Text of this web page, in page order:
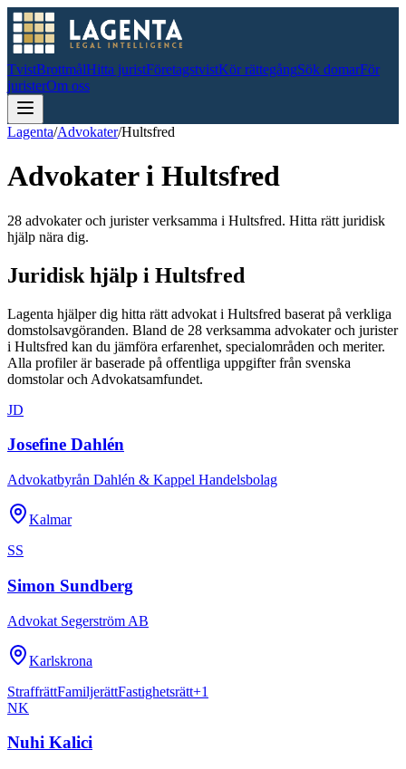
TvistBrottmålHitta juristFöretagstvistKör rättegångSök domarFör
juristerOm oss
Lagenta/Advokater/Hultsfred
Advokater i Hultsfred
28 advokater och jurister verksamma i Hultsfred. Hitta rätt juridisk
hjälp nära dig.
Juridisk hjälp i Hultsfred
Lagenta hjälper dig hitta rätt advokat i Hultsfred baserat på verkliga
domstolsavgöranden. Bland de 28 verksamma advokater och jurister
i Hultsfred kan du jämföra erfarenhet, specialområden och meriter.
Alla profiler är baserade på offentliga uppgifter från svenska
domstolar och Advokatsamfundet.
JD
Josefine Dahlén
Advokatbyrån Dahlén & Kappel Handelsbolag
Kalmar
SS
Simon Sundberg
Advokat Segerström AB
Karlskrona
StraffrättFamiljerättFastighetsrätt+1
NK
Nuhi Kalici